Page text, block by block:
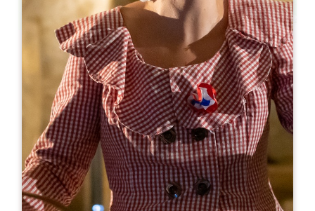
Leaflet
Da
10€
Château la Grâce Dieu les Menuts
2127 route de Libourne
33330 SAINT-EMILION
05 57 24 73 10
chateau@lagracedieulesmenuts.com